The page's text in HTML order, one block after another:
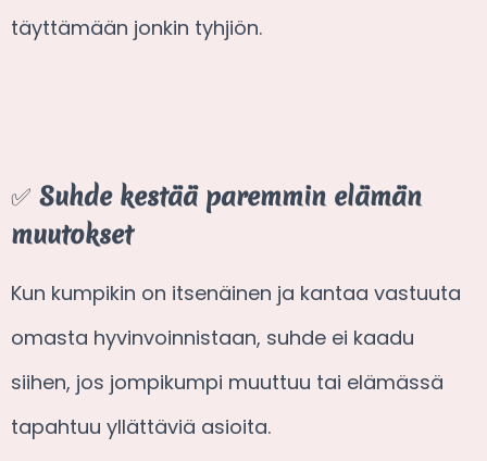
täyttämään jonkin tyhjiön.
✅ Suhde kestää paremmin elämän
muutokset
Kun kumpikin on itsenäinen ja kantaa vastuuta
omasta hyvinvoinnistaan, suhde ei kaadu
siihen, jos jompikumpi muuttuu tai elämässä
tapahtuu yllättäviä asioita.